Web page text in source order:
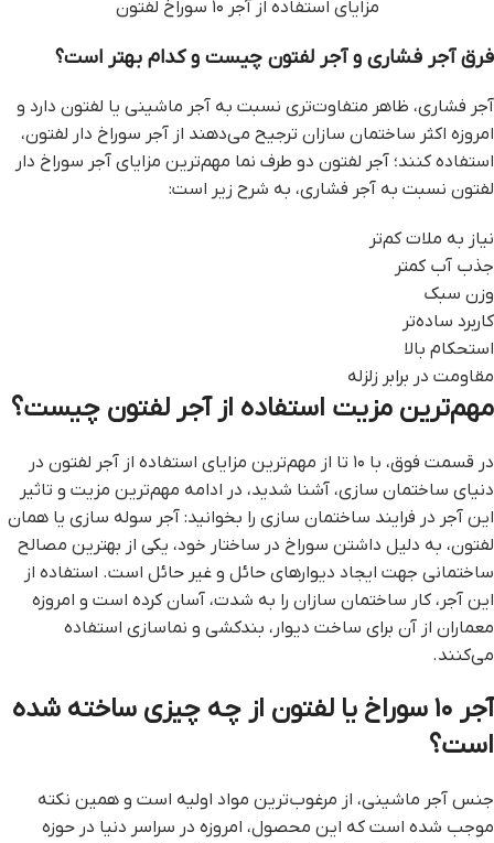
مزایای استفاده از آجر ۱۰ سوراخ لفتون
فرق آجر فشاری و آجر لفتون چیست و کدام بهتر است؟
آجر فشاری، ظاهر متفاوت‌تری نسبت به آجر ماشینی یا لفتون دارد و
امروزه اکثر ساختمان‌ سازان ترجیح می‌دهند از آجر سوراخ دار لفتون،
استفاده کنند؛ آجر لفتون دو طرف نما مهم‌ترین مزایای آجر سوراخ دار
لفتون نسبت به آجر فشاری، به شرح زیر است:
نیاز به ملات کم‌تر
جذب آب کمتر
وزن سبک
کاربرد ساده‌تر
استحکام بالا
مقاومت در برابر زلزله
مهم‌ترین مزیت استفاده از آجر لفتون چیست؟
در قسمت فوق، با ۱۰ تا از مهم‌ترین مزایای استفاده از آجر لفتون در
دنیای ساختمان سازی، آشنا شدید، در ادامه مهم‌ترین مزیت و تاثیر
این آجر در فرایند ساختمان سازی را بخوانید: آجر سوله سازی یا همان
لفتون، به دلیل داشتن سوراخ در ساختار خود، یکی از بهترین مصالح
ساختمانی جهت ایجاد دیوارهای حائل و غیر حائل است. استفاده از
این آجر، کار ساختمان سازان را به شدت، آسان کرده است و امروزه
معماران از آن برای ساخت دیوار، بندکشی و نماسازی استفاده
می‌کنند.
آجر ۱۰ سوراخ یا لفتون از چه چیزی ساخته شده
است؟
جنس آجر ماشینی، از مرغوب‌ترین مواد اولیه است و همین نکته
موجب شده است که این محصول، امروزه در سراسر دنیا در حوزه